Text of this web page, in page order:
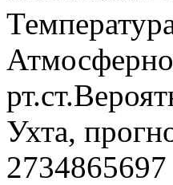
Ухта,
2734865697